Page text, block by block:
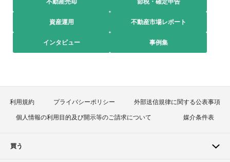
不動産売却 節税・確定申告
資産運用 不動産市場レポート
インタビュー 事例集
利用規約 プライバシーポリシー 外部送信規律に関する公表事項
個人情報の利用目的及び開示等のご請求について 媒介条件表
買う